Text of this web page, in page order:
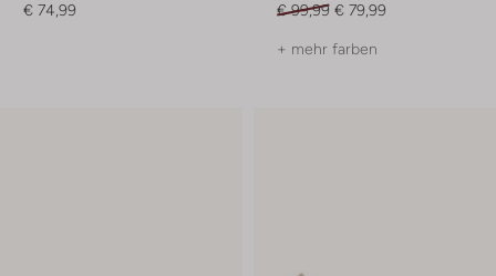
€ 74,99
€ 99,99 € 79,99
+ mehr farben